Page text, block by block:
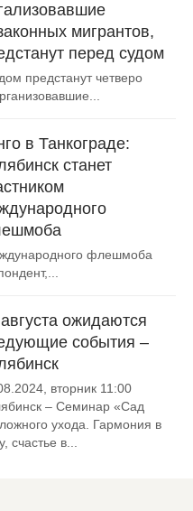
мигрантов,
перед судом
предстанут четверо
в Танкограде:
станет
флешмоба
ожидаются
события –
вторник 11:00
– Семинар «Сад
ухода. Гармония в
счастье в...